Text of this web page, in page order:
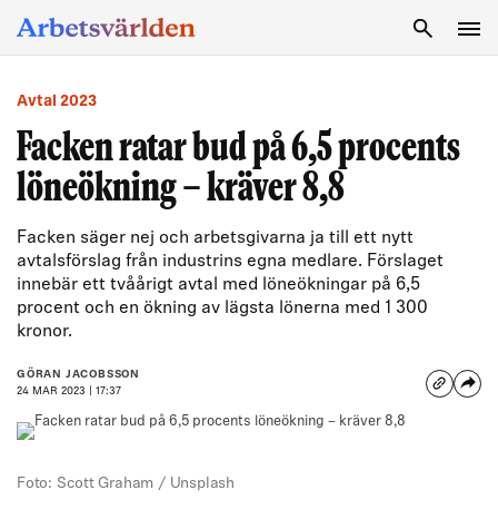
Avtal 2023
Facken ratar bud på 6,5 procents
löneökning – kräver 8,8
Facken säger nej och arbetsgivarna ja till ett nytt
avtalsförslag från industrins egna medlare. Förslaget
innebär ett tvåårigt avtal med löneökningar på 6,5
procent och en ökning av lägsta lönerna med 1 300
kronor.
GÖRAN JACOBSSON
24 MAR 2023 | 17:37
Foto: Scott Graham / Unsplash